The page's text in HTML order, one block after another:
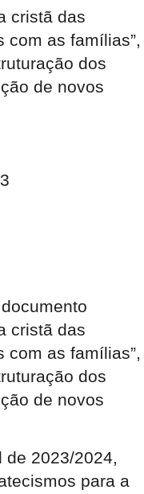
cristã das
com as famílias”,
dos
de novos
cristã das
com as famílias”,
dos
de novos
de 2023/2024,
para a